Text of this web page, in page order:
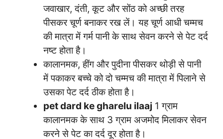
जवाखार, दंती, कूट और सोंठ को अच्छी तरह
पीसकर चूर्ण बनाकर रख लें। यह चूर्ण आधी चम्मच
की मात्रा में गर्म पानी के साथ सेवन करने से पेट दर्द
नष्ट होता है।
कालानमक, हींग और पुदीना पीसकर थोड़ी से पानी
में पकाकर बच्चे को दो चम्मच की मात्रा में पिलाने से
उसका पेट दर्द ठीक होता है।
pet dard ke gharelu ilaaj 1 ग्राम
कालानमक के साथ 3 ग्राम अजमोद मिलाकर सेवन
करने से पेट का दर्द दूर होता है।